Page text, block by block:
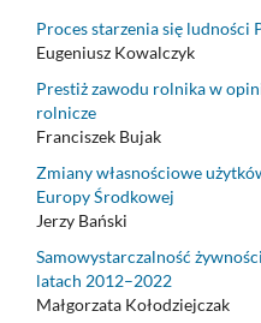
Proces starzenia się ludności
Eugeniusz Kowalczyk
Prestiż zawodu rolnika w
rolnicze
Franciszek Bujak
Zmiany własnościowe
Europy Środkowej
Jerzy Bański
Samowystarczalność
latach 2012–2022
Małgorzata Kołodziejczak